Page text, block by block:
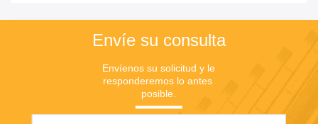
Envíe su consulta
Envíenos su solicitud y le
responderemos lo antes
posible.